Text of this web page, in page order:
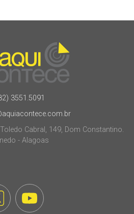
3551.5091
Cabral, 149, Dom Constantino.
- Alagoas